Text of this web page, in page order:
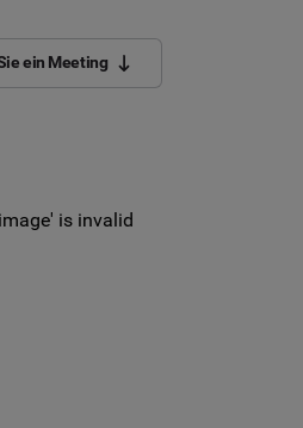
ein Meeting
is invalid